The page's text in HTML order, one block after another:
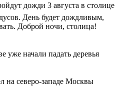
дожди 3 августа в столице
День будет дождливым,
Доброй ночи, столица!
начали падать деревья
северо-западе Москвы